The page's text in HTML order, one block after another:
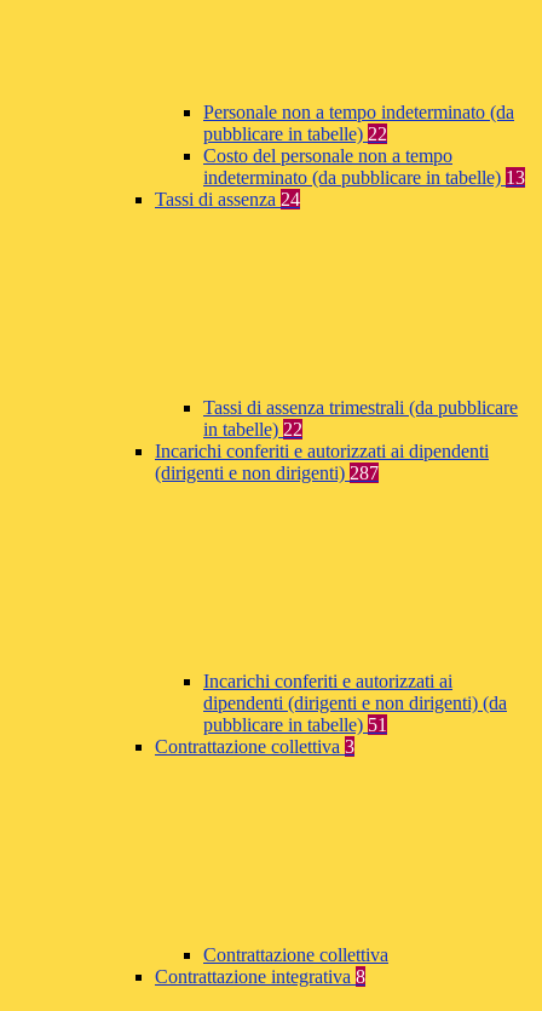
Personale non a tempo indeterminato (da
pubblicare in tabelle) 22
Costo del personale non a tempo
indeterminato (da pubblicare in tabelle) 13
Tassi di assenza 24
Tassi di assenza trimestrali (da pubblicare
in tabelle) 22
Incarichi conferiti e autorizzati ai dipendenti
(dirigenti e non dirigenti) 287
Incarichi conferiti e autorizzati ai
dipendenti (dirigenti e non dirigenti) (da
pubblicare in tabelle) 51
Contrattazione collettiva 3
Contrattazione collettiva
Contrattazione integrativa 8